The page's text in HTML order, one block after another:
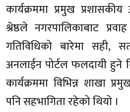
कार्यक्रममा प्रमुख
श्रेष्ठले नगरपालिकाबाट
गतिविधिको बारेमा सही,
अनलाईन पोर्टल फलदायी हुने
कार्यक्रममा विभिन्न शाखा
पनि सहभागिता रहेको थियो ।